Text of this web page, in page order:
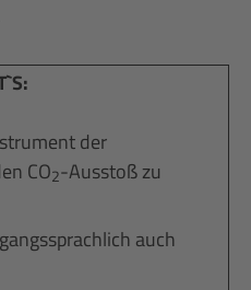
der
CO2-Ausstoß zu
auch